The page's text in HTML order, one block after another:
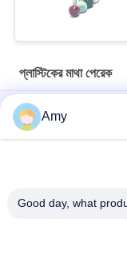
প্লাস্টিকের মাথা পেরেক
25 মিমি এ 4 স্টেইনলেস স্টিল
50 মিমি এক্স 2.65 মিমি
Amy
Good day, what